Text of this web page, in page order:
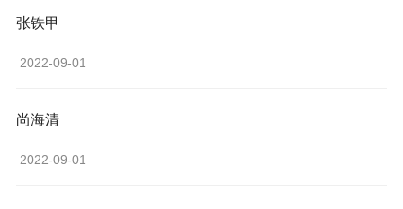
张铁甲
2022-09-01
尚海清
2022-09-01